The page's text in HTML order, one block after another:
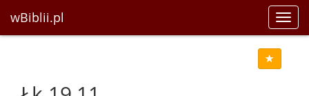
wBiblii.pl